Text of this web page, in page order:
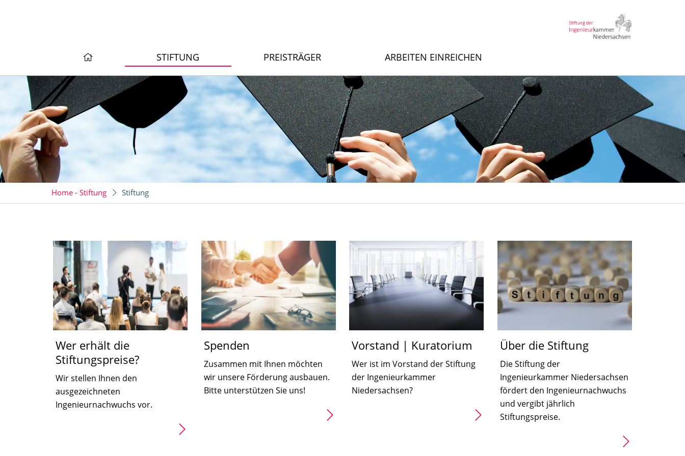
STIFTUNG PREISTRÄGER ARBEITEN EINREICHEN
Home - Stiftung Stiftung
Wer erhält die
Stiftungspreise?
Wir stellen Ihnen den
ausgezeichneten
Ingenieurnachwuchs vor.
Spenden
Zusammen mit Ihnen möchten
wir unsere Förderung ausbauen.
Bitte unterstützen Sie uns!
Vorstand | Kuratorium
Wer ist im Vorstand der Stiftung
der Ingenieurkammer
Niedersachsen?
Über die Stiftung
Die Stiftung der
Ingenieurkammer Niedersachsen
fördert den Ingenieurnachwuchs
und vergibt jährlich
Stiftungspreise.